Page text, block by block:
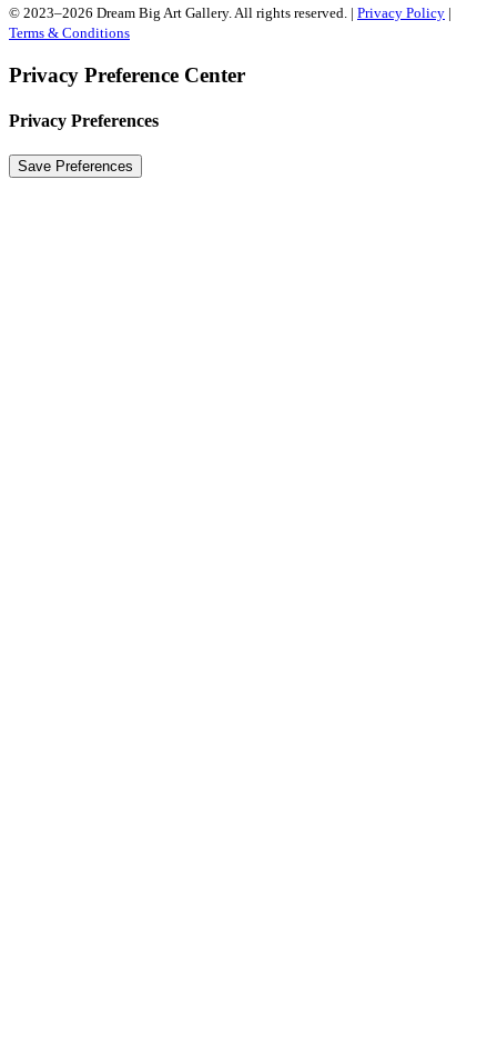
© 2023–2026 Dream Big Art Gallery. All rights reserved. | Privacy Policy |
Terms & Conditions
Privacy Preference Center
Privacy Preferences